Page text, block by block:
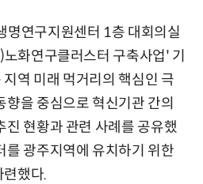
명연구지원센터 1층 대회의실
화연구클러스터 구축사업' 기
역 미래 먹거리의 핵심인 극
향을 중심으로 혁신기관 간의
진 현황과 관련 사례를 공유했
를 광주지역에 유치하기 위한
련했다.